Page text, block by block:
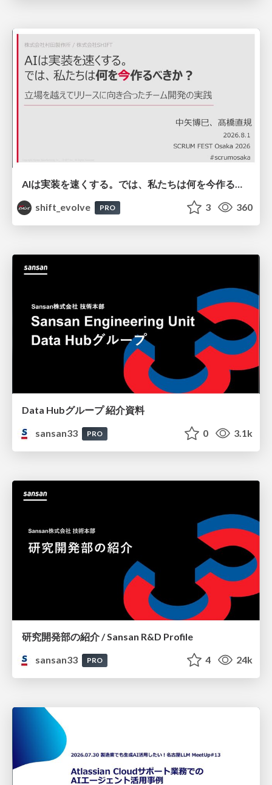
AIは実装を速くする。では、私たちは何を今作るべきか？－立場を越えてリリースに向き合ったチーム開発の実践 / 20260801 Hiromi Nakaya and Naoki Takahashi
shift_evolve
PRO 3 360
Data Hubグループ 紹介資料
sansan33
PRO 0 3.1k
研究開発部の紹介 / Sansan R&D Profile
sansan33
PRO 4 24k